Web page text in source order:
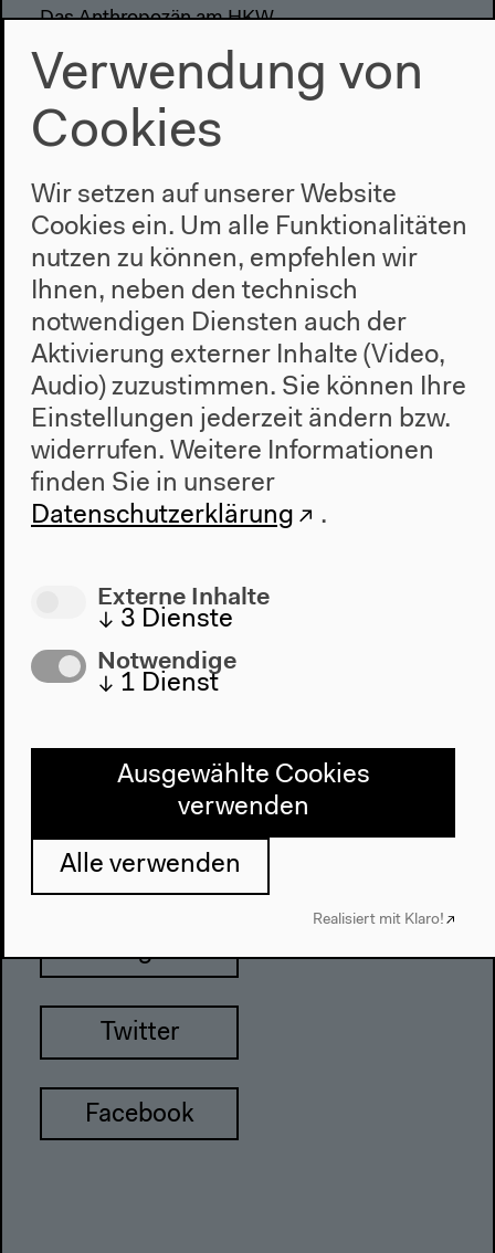
Das Anthropozän am HKW
Haus
Über uns
Architektur
Besuch
Anfahrt
Barrierefreiheit
Webshop
Kontakt
Presse
Team
Datenschutzeinstellungen
Datenschutzerklärung
John-Foster-Dulles-Allee 10, 10557
info@hkw.de
Newsletter
Instagram
Twitter
Facebook
Verwendung von
Cookies
Wir setzen auf unserer Website
Cookies ein. Um alle Funktionalitäten
nutzen zu können, empfehlen wir
Ihnen, neben den technisch
notwendigen Diensten auch der
Aktivierung externer Inhalte (Video,
Audio) zuzustimmen. Sie können Ihre
Einstellungen jederzeit ändern bzw.
widerrufen. Weitere Informationen
finden Sie in unserer
Datenschutzerklärung
.
Externe Inhalte
↓ 3 Dienste
Notwendige
↓ 1 Dienst
Ausgewählte Cookies
verwenden
Alle verwenden
Realisiert mit Klaro!